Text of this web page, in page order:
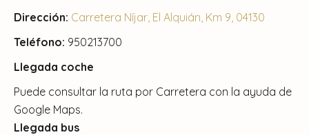
Dirección: Carretera Níjar, El Alquián, Km 9, 04130
Teléfono: 950213700
Llegada coche
Puede consultar la ruta por Carretera con la ayuda de
Google Maps.
Llegada bus